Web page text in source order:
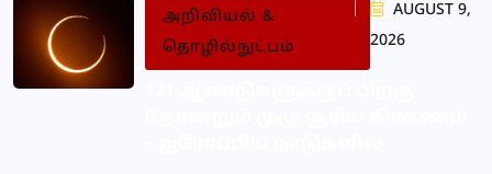
அறிவியல் &
தொழில்நுட்பம்
AUGUST 9,
2026